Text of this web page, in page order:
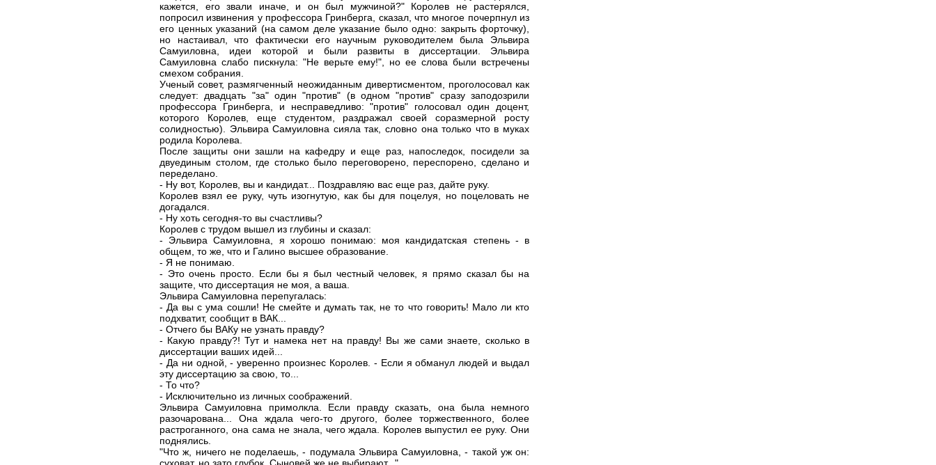
кажется, его звали иначе, и он был мужчиной?" Королев не растерялся,
попросил извинения у профессора Гринберга, сказал, что многое почерпнул из
его ценных указаний (на самом деле указание было одно: закрыть форточку),
но настаивал, что фактически его научным руководителем была Эльвира
Самуиловна, идеи которой и были развиты в диссертации. Эльвира
Самуиловна слабо пискнула: "Не верьте ему!", но ее слова были встречены
смехом собрания.
Ученый совет, размягченный неожиданным дивертисментом, проголосовал как
следует: двадцать "за" один "против" (в одном "против" сразу заподозрили
профессора Гринберга, и несправедливо: "против" голосовал один доцент,
которого Королев, еще студентом, раздражал своей соразмерной росту
солидностью). Эльвира Самуиловна сияла так, словно она только что в муках
родила Королева.
После защиты они зашли на кафедру и еще раз, напоследок, посидели за
двуединым столом, где столько было переговорено, переспорено, сделано и
переделано.
- Ну вот, Королев, вы и кандидат... Поздравляю вас еще раз, дайте руку.
Королев взял ее руку, чуть изогнутую, как бы для поцелуя, но поцеловать не
догадался.
- Ну хоть сегодня-то вы счастливы?
Королев с трудом вышел из глубины и сказал:
- Эльвира Самуиловна, я хорошо понимаю: моя кандидатская степень - в
общем, то же, что и Галино высшее образование.
- Я не понимаю.
- Это очень просто. Если бы я был честный человек, я прямо сказал бы на
защите, что диссертация не моя, а ваша.
Эльвира Самуиловна перепугалась:
- Да вы с ума сошли! Не смейте и думать так, не то что говорить! Мало ли кто
подхватит, сообщит в ВАК...
- Отчего бы ВАКу не узнать правду?
- Какую правду?! Тут и намека нет на правду! Вы же сами знаете, сколько в
диссертации ваших идей...
- Да ни одной, - уверенно произнес Королев. - Если я обманул людей и выдал
эту диссертацию за свою, то...
- То что?
- Исключительно из личных соображений.
Эльвира Самуиловна примолкла. Если правду сказать, она была немного
разочарована... Она ждала чего-то другого, более торжественного, более
растроганного, она сама не знала, чего ждала. Королев выпустил ее руку. Они
поднялись.
"Что ж, ничего не поделаешь, - подумала Эльвира Самуиловна, - такой уж он: